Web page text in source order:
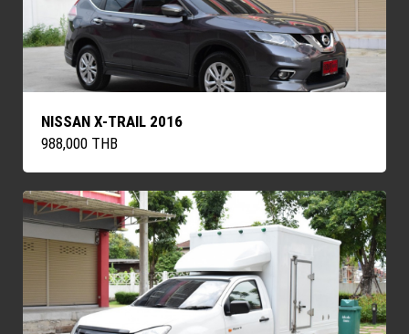
NISSAN X-TRAIL 2016
988,000 THB